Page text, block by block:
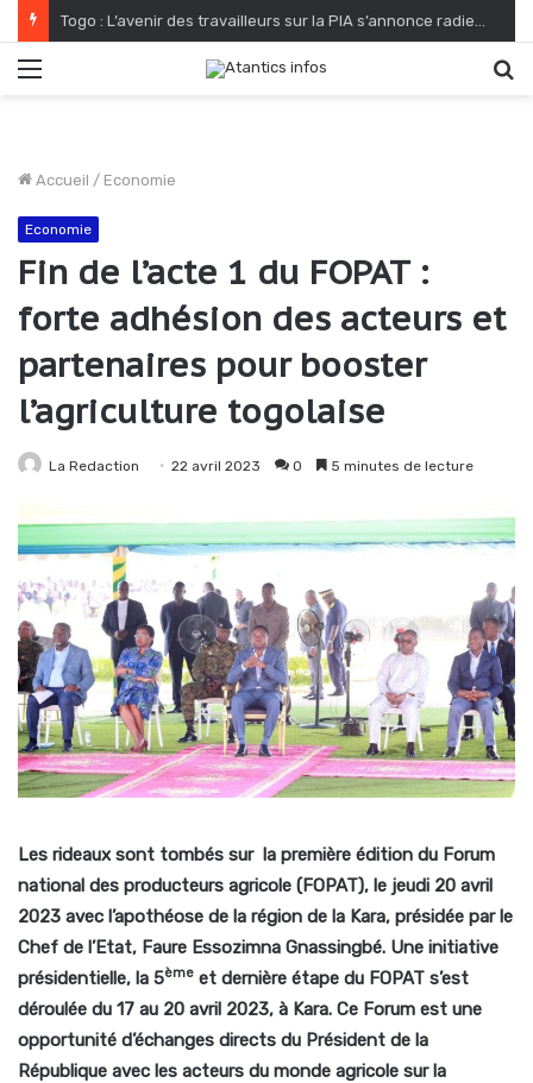
Togo : L’avenir des travailleurs sur la PIA s’annonce radieux
Accueil / Economie
Economie
Fin de l’acte 1 du FOPAT :
forte adhésion des acteurs et
partenaires pour booster
l’agriculture togolaise
La Redaction 22 avril 2023 0 5 minutes de lecture
Les rideaux sont tombés sur la première édition du Forum
national des producteurs agricole (FOPAT), le jeudi 20 avril
2023 avec l’apothéose de la région de la Kara, présidée par le
Chef de l’Etat, Faure Essozimna Gnassingbé. Une initiative
présidentielle, la 5ème et dernière étape du FOPAT s’est
déroulée du 17 au 20 avril 2023, à Kara. Ce Forum est une
opportunité d’échanges directs du Président de la
République avec les acteurs du monde agricole sur la